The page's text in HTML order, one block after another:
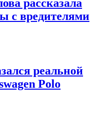
рассказала
с вредителями
реальной
Polo